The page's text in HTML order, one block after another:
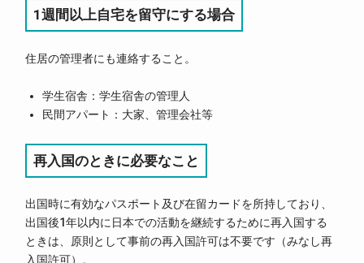
1週間以上自宅を留守にする場合
住居の管理者にも連絡すること。
学生宿舎：学生宿舎の管理人
民間アパート：大家、管理会社等
再入国のときに必要なこと
出国時に有効なパスポート及び在留カードを所持しており、
出国後1年以内に日本での活動を継続するために再入国する
ときは、原則として事前の再入国許可は不要です（みなし再
入国許可）。